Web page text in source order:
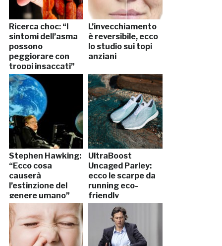
Ricerca choc: “I
sintomi dell’asma
possono
peggiorare con
troppi insaccati”
L’invecchiamento
è reversibile, ecco
lo studio sui topi
anziani
Stephen Hawking:
“Ecco cosa
causerà
l’estinzione del
genere umano”
UltraBoost
Uncaged Parley:
ecco le scarpe da
running eco-
friendly